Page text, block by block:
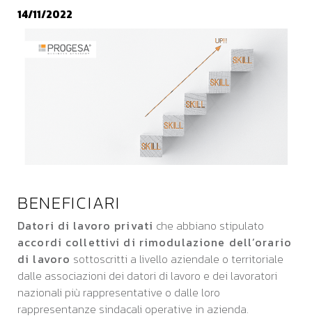
AGEVOLAZIONI
14/11/2022
BENEFICIARI
Datori di lavoro privati che abbiano stipulato
accordi collettivi di rimodulazione dell’orario
di lavoro sottoscritti a livello aziendale o territoriale
dalle associazioni dei datori di lavoro e dei lavoratori
nazionali più rappresentative o dalle loro
rappresentanze sindacali operative in azienda.